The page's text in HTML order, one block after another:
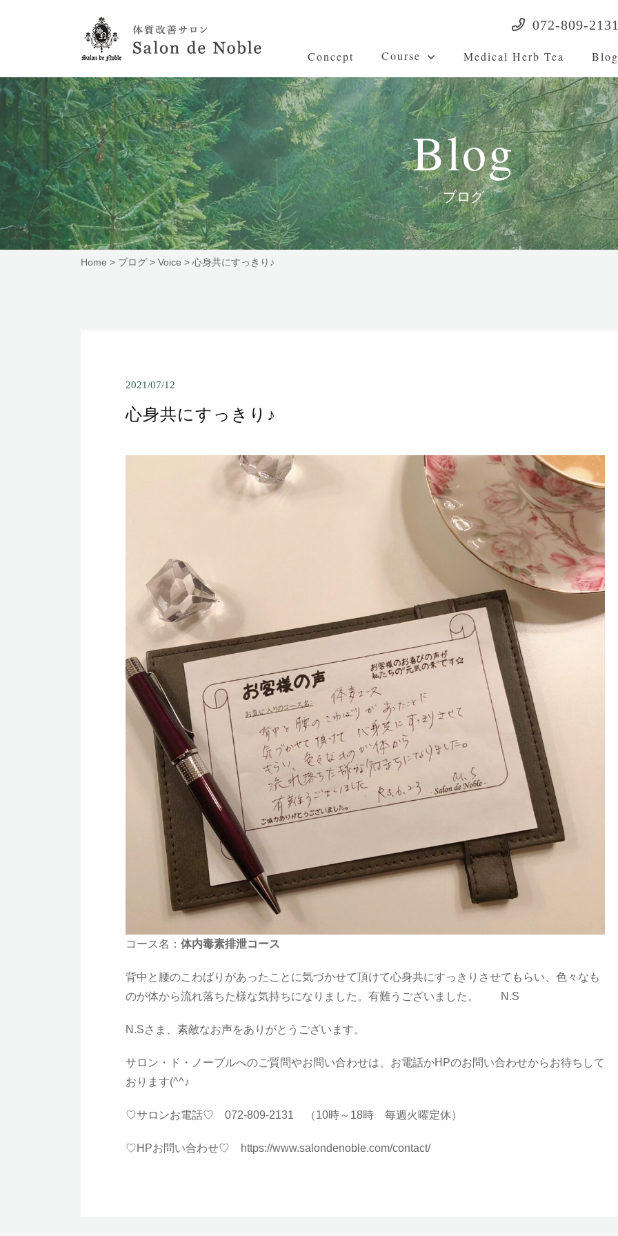
072-809-2131
Concept Course Medical Herb Tea Blog
Blog
ブログ
Home > ブログ > Voice > 心身共にすっきり♪
2021/07/12
心身共にすっきり♪
コース名： 体内毒素排泄コース
背中と腰のこわばりがあったことに気づかせて頂けて心身共にすっきりさせてもらい、色々なも
のが体から流れ落ちた様な気持ちになりました。有難うございました。 N.S
N.Sさま、素敵なお声をありがとうございます。
サロン・ド・ノーブルへのご質問やお問い合わせは、お電話かHPのお問い合わせからお待ちして
おります(^^♪
♡サロンお電話♡ 072-809-2131 （10時～18時 毎週火曜定休）
♡HPお問い合わせ♡ https://www.salondenoble.com/contact/